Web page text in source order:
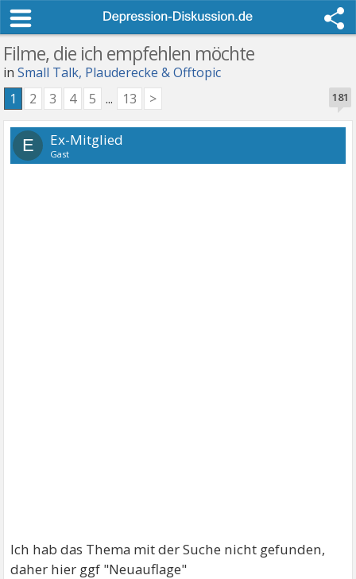
Filme, die ich empfehlen möchte
inSmall Talk, Plauderecke & Offtopic
181
1 2 3 4 5 ... 13 >
E Ex-Mitglied
Gast
Ich hab das Thema mit der Suche nicht gefunden,
daher hier ggf "Neuauflage"